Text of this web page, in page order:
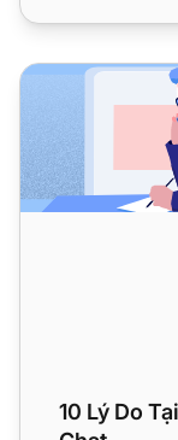
10 Lý Do Tại Sao
10 Lý Do